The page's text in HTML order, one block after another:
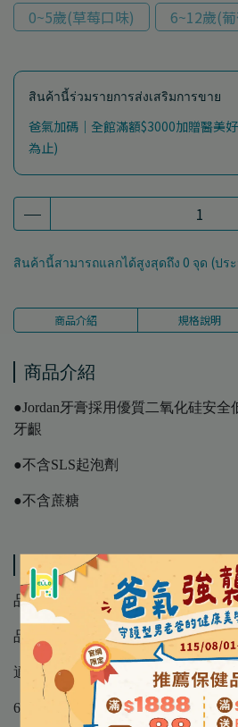
0~5歲(草莓口味)
6~12歲(
สินค้านี้ร่วมรายการส่งเสริมการขาย
爸氣加碼｜全館滿額$3000加贈醫美
為止)
สินค้านี้สามารถแลกได้สูงสุดถึง 0 จุด (ปร
商品介紹 規格說明
商品介紹
●Jordan牙膏採用優質二氧化硅安
牙齦
●不含SLS起泡劑
●不含蔗糖
規格說明
品 名 │ 挪威Jordan 清新水果味兒
品 牌 │ Jordan
適用對象 │ 0~5歲 含氟量：500
6~12歲 含氟量：1000 ppm (恆牙專